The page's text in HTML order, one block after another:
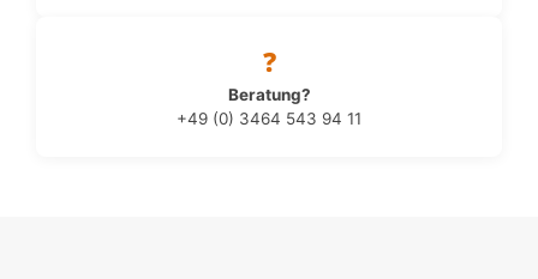
❓
Beratung?
+49 (0) 3464 543 94 11